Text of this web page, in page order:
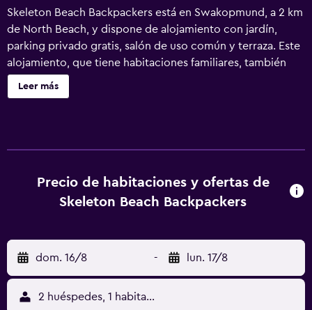
Skeleton Beach Backpackers está en Swakopmund, a 2 km
de North Beach, y dispone de alojamiento con jardín,
parking privado gratis, salón de uso común y terraza. Este
alojamiento, que tiene habitaciones familiares, también
ofrece barbacoa. Hay wifi gratis y cocina compartida. Las
unidades disponen de ropa de cama. El desayuno está
de Walvis Bay) está a 49 km, y el alojamiento ofrece
servicio de traslado de pago para ir o volver del
Leer más
Precio de habitaciones y ofertas de
Skeleton Beach Backpackers
dom. 16/8 - lun. 17/8
2 huéspedes, 1 habitación